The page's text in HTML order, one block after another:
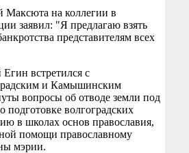
Максюта на коллегии в
заявил: "Я предлагаю взять
представителям всех
встретился с
и Камышинским
вопросы об отводе земли под
подготовке волгоградских
в школах основ православия,
помощи православному
мэрии.